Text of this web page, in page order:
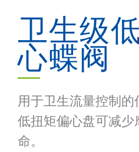
卫生级
心蝶阀
用于卫生流量控制的
低扭矩偏心盘可减
命。